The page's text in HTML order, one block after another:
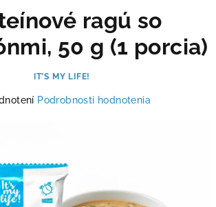
ragú so
50 g (1 porcia)
IT’S MY LIFE!
Podrobnosti hodnotenia